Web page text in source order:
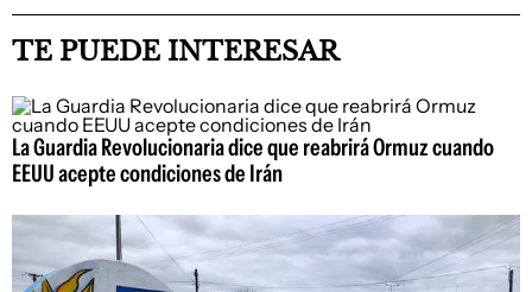
TE PUEDE INTERESAR
La Guardia Revolucionaria dice que reabrirá Ormuz cuando
EEUU acepte condiciones de Irán